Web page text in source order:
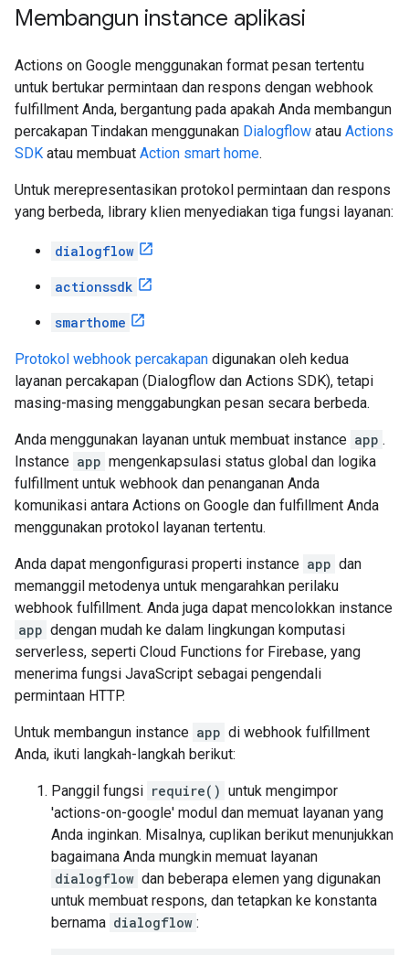
Membangun instance aplikasi
Actions on Google menggunakan format pesan tertentu
untuk bertukar permintaan dan respons dengan webhook
fulfillment Anda, bergantung pada apakah Anda membangun
percakapan Tindakan menggunakan Dialogflow atau Actions
SDK atau membuat Action smart home.
Untuk merepresentasikan protokol permintaan dan respons
yang berbeda, library klien menyediakan tiga fungsi layanan:
dialogflow
actionssdk
smarthome
Protokol webhook percakapan digunakan oleh kedua
layanan percakapan (Dialogflow dan Actions SDK), tetapi
masing-masing menggabungkan pesan secara berbeda.
Anda menggunakan layanan untuk membuat instance app .
Instance app mengenkapsulasi status global dan logika
fulfillment untuk webhook dan penanganan Anda
komunikasi antara Actions on Google dan fulfillment Anda
menggunakan protokol layanan tertentu.
Anda dapat mengonfigurasi properti instance app dan
memanggil metodenya untuk mengarahkan perilaku
webhook fulfillment. Anda juga dapat mencolokkan instance
app dengan mudah ke dalam lingkungan komputasi
serverless, seperti Cloud Functions for Firebase, yang
menerima fungsi JavaScript sebagai pengendali
permintaan HTTP.
Untuk membangun instance app di webhook fulfillment
Anda, ikuti langkah-langkah berikut:
Panggil fungsi require() untuk mengimpor
'actions-on-google' modul dan memuat layanan yang
Anda inginkan. Misalnya, cuplikan berikut menunjukkan
bagaimana Anda mungkin memuat layanan
dialogflow dan beberapa elemen yang digunakan
untuk membuat respons, dan tetapkan ke konstanta
bernama dialogflow :